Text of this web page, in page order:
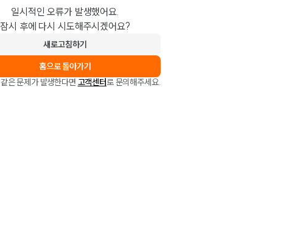
일시적인 오류가 발생했어요.
잠시 후에 다시 시도해주시겠어요?
새로고침하기
홈으로 돌아가기
은 문제가 발생한다면 고객센터로 문의해주세요.